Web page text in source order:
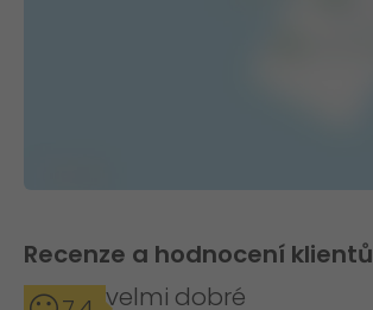
Recenze a hodnocení klientů
velmi dobré